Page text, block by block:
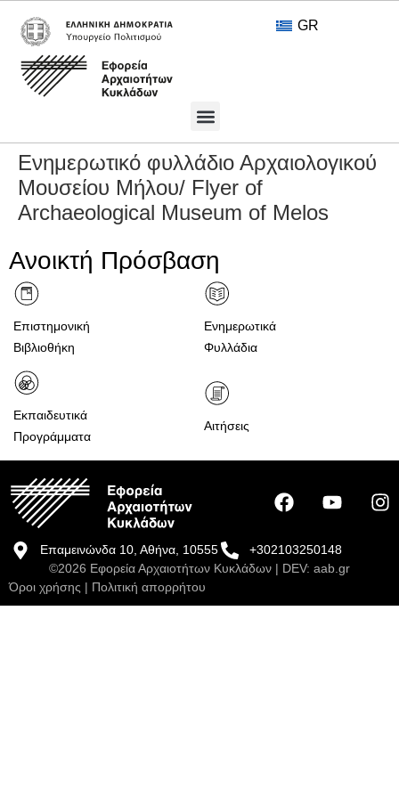
GR
Ενημερωτικό φυλλάδιο Αρχαιολογικού
Μουσείου Μήλου/ Flyer of
Archaeological Museum of Melos
Ανοικτή Πρόσβαση
Επιστημονική
Βιβλιοθήκη
Ενημερωτικά
Φυλλάδια
Εκπαιδευτικά
Προγράμματα
Αιτήσεις
Επαμεινώνδα 10, Αθήνα, 10555
+302103250148
©2026 Εφορεία Αρχαιοτήτων Κυκλάδων | DEV: aab.gr
Όροι χρήσης | Πολιτική απορρήτου